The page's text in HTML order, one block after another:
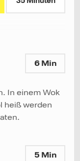
6 Min
In einem Wok
heiß werden
5 Min